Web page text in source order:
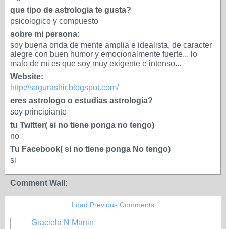
que tipo de astrologia te gusta?
psicologico y compuesto
sobre mi persona:
soy buena onda de mente amplia e idealista, de caracter
alegre con buen humor y emocionalmente fuerte... lo
malo de mi es que soy muy exigente e intenso...
Website:
http://sagurashir.blogspot.com/
eres astrologo o estudias astrologia?
soy principiante
tu Twitter( si no tiene ponga no tengo)
no
Tu Facebook( si no tiene ponga No tengo)
si
Comment Wall:
Load Previous Comments
Graciela N Martin